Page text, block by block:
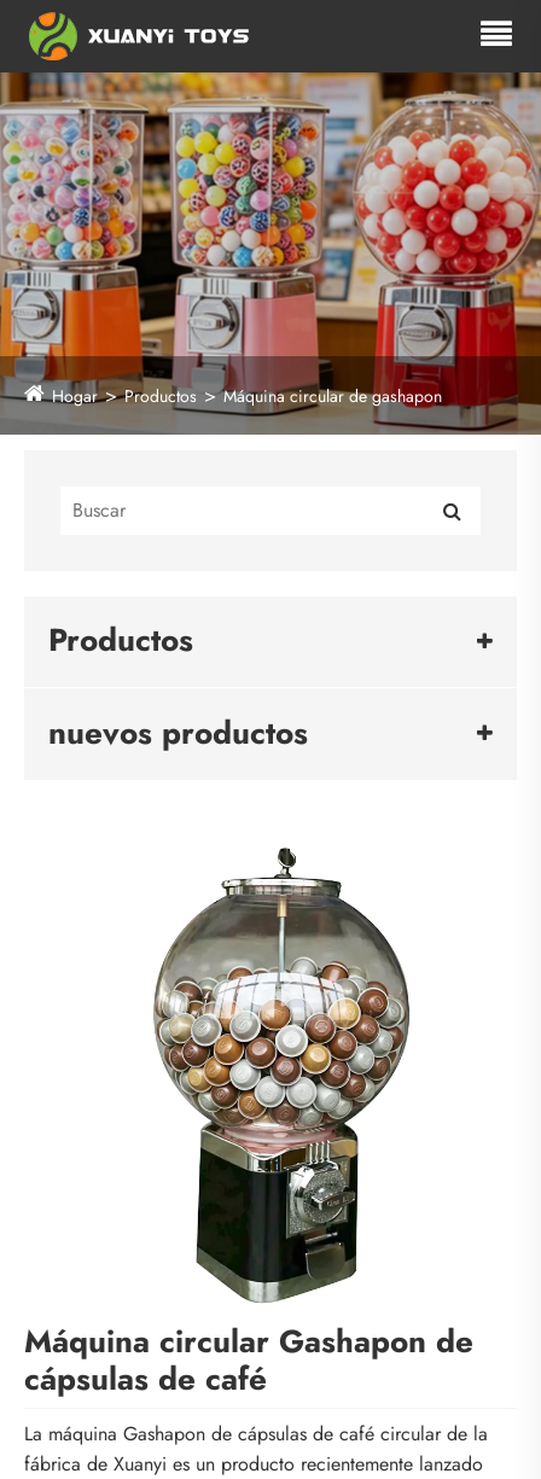
Hogar Productos Máquina circular de gashapon
Productos
nuevos productos
Máquina circular Gashapon de
cápsulas de café
La máquina Gashapon de cápsulas de café circular de la
fábrica de Xuanyi es un producto recientemente lanzado